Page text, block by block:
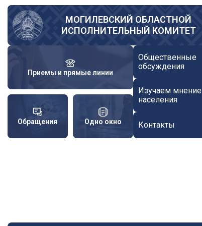
Перейти
основному
содержанию
МОГИЛЕВСКИЙ ОБЛАСТНОЙ
ИСПОЛНИТЕЛЬНЫЙ КОМИТЕТ
Приемы и прямые линии
Обращения Одно окно
Общественные
обсуждения
Изучаем мнение
населения
Контакты